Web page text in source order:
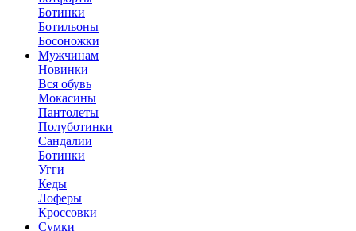
Ботинки
Ботильоны
Босоножки
Мужчинам
Новинки
Вся обувь
Мокасины
Пантолеты
Полуботинки
Сандалии
Ботинки
Угги
Кеды
Лоферы
Кроссовки
Сумки